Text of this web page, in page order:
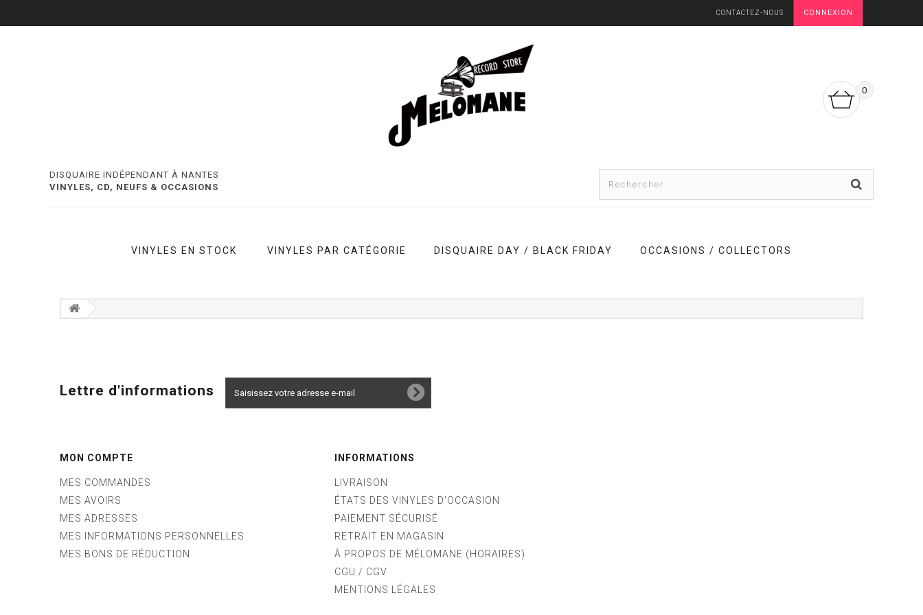
CONNEXION
CONTACTEZ-NOUS
0
DISQUAIRE INDÉPENDANT À NANTES
VINYLES, CD, NEUFS & OCCASIONS
VINYLES EN STOCK VINYLES PAR CATÉGORIE DISQUAIRE DAY / BLACK FRIDAY OCCASIONS / COLLECTORS
Lettre d'informations
MON COMPTE
MES COMMANDES
MES AVOIRS
MES ADRESSES
MES INFORMATIONS PERSONNELLES
MES BONS DE RÉDUCTION
INFORMATIONS
LIVRAISON
ÉTATS DES VINYLES D'OCCASION
PAIEMENT SÉCURISÉ
RETRAIT EN MAGASIN
À PROPOS DE MÉLOMANE (HORAIRES)
CGU / CGV
MENTIONS LÉGALES